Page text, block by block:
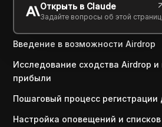
Открыть в Claude
Задайте вопросы об этой
Copy Link
Введение в возможности Airdrop
Исследование сходства Airdrop и
прибыли
Пошаговый процесс регистрации
Настройка оповещений и